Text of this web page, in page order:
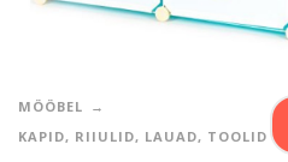
MÖÖBEL
KAPID, RIIULID, LAUAD, TOOLID